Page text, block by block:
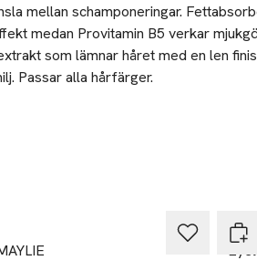
mellan schamponeringar.
medan Provitamin B5 verkar
som lämnar håret med en len
Passar alla hårfärger.